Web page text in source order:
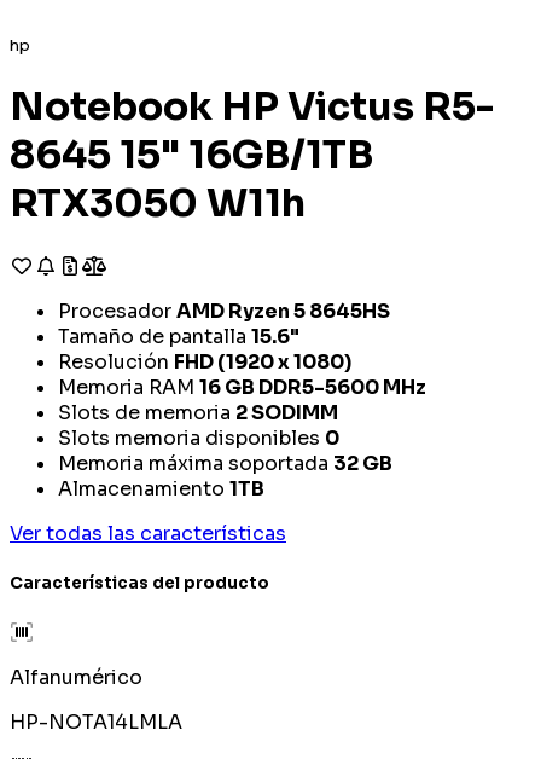
hp
Notebook HP Victus R5-
8645 15" 16GB/1TB
RTX3050 W11h
ProcesadorAMD Ryzen 5 8645HS
Tamaño de pantalla 15.6"
Resolución FHD (1920 x 1080)
Memoria RAM 16 GB DDR5-5600 MHz
Slots de memoria 2 SODIMM
Slots memoria disponibles 0
Memoria máxima soportada 32 GB
Almacenamiento 1TB
Ver todas las características
Características del producto
Alfanumérico
HP-NOTA14LMLA